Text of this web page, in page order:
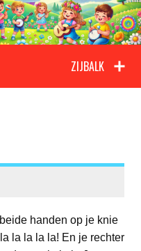
ZIJBALK
handen op je knie
la la la la! En je rechter